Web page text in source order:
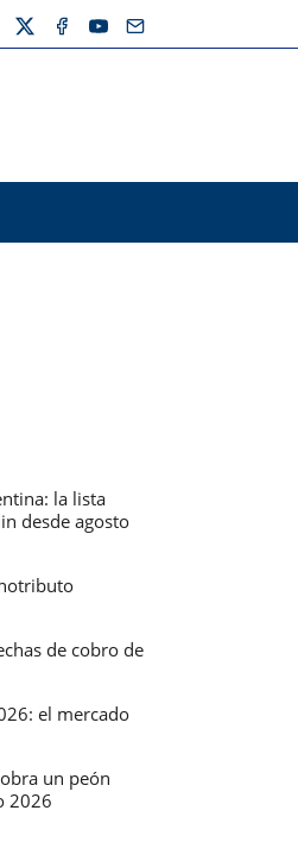
la lista
desde agosto
de cobro de
el mercado
un peón
2026